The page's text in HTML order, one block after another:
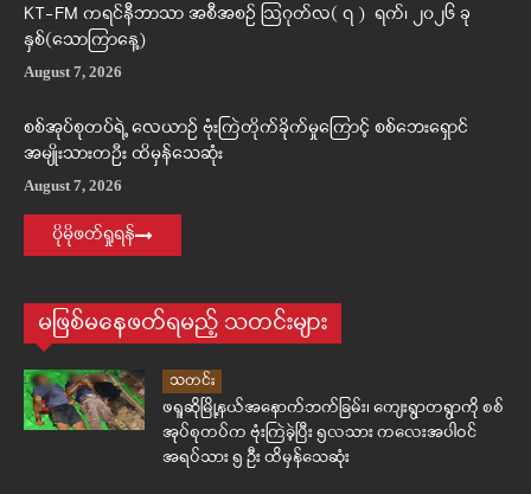
KT-FM ကရင်နီဘာသာ အစီအစဉ် ဩဂုတ်လ( ၇ ) ရက်၊ ၂၀၂၆ ခု
နှစ်(သောကြာနေ့)
August 7, 2026
စစ်အုပ်စုတပ်ရဲ့ လေယာဉ် ဗုံးကြဲတိုက်ခိုက်မှုကြောင့် စစ်ဘေးရှောင်
အမျိုးသားတဦး ထိမှန်သေဆုံး
August 7, 2026
ပိုမိုဖတ်ရှုရန်
မဖြစ်မနေဖတ်ရမည့် သတင်းများ
သတင်း
ဖရူဆိုမြို့နယ်အနောက်ဘက်ခြမ်း၊ ကျေးရွာတရွာကို စစ်
အုပ်စုတပ်က ဗုံးကြဲခဲ့ပြီး ၅လသား ကလေးအပါဝင်
အရပ်သား ၅ ဦး ထိမှန်သေဆုံး